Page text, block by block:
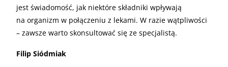
jest świadomość, jak niektóre składniki wpływają
na organizm w połączeniu z lekami. W razie wątpliwości
– zawsze warto skonsultować się ze specjalistą.
Filip Siódmiak